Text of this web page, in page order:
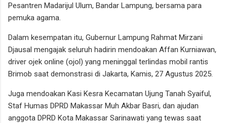
Pesantren Madarijul Ulum, Bandar Lampung, bersama para
pemuka agama.
Dalam kesempatan itu, Gubernur Lampung Rahmat Mirzani
Djausal mengajak seluruh hadirin mendoakan Affan Kurniawan,
driver ojek online (ojol) yang meninggal terlindas mobil rantis
Brimob saat demonstrasi di Jakarta, Kamis, 27 Agustus 2025.
Juga mendoakan Kasi Kesra Kecamatan Ujung Tanah Syaiful,
Staf Humas DPRD Makassar Muh Akbar Basri, dan ajudan
anggota DPRD Kota Makassar Sarinawati yang tewas saat